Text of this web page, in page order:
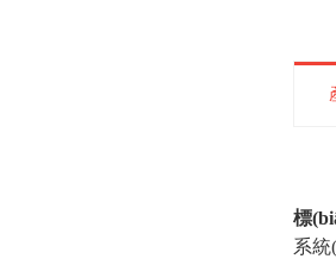
標
系統